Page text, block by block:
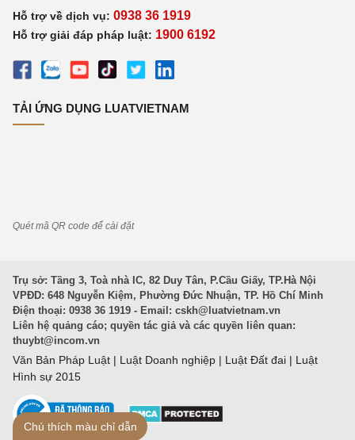
Hỗ trợ về dịch vụ: 0938 36 1919
Hỗ trợ giải đáp pháp luật: 1900 6192
TẢI ỨNG DỤNG LUATVIETNAM
Quét mã QR code để cài đặt
Trụ sở: Tầng 3, Toà nhà IC, 82 Duy Tân, P.Cầu Giấy, TP.Hà Nội
VPĐD: 648 Nguyễn Kiệm, Phường Đức Nhuận, TP. Hồ Chí Minh
Điện thoại: 0938 36 1919 - Email: cskh@luatvietnam.vn
Liên hệ quảng cáo; quyền tác giả và các quyền liên quan:
thuybt@incom.vn
Văn Bản Pháp Luật | Luật Doanh nghiệp | Luật Đất đai | Luật
Hình sự 2015
Chú thích màu chỉ dẫn